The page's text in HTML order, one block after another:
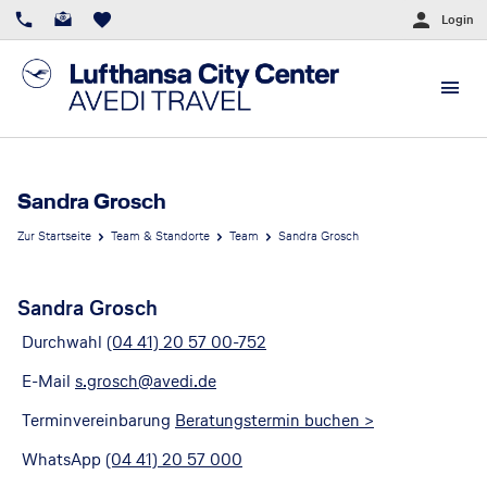
Login
Sandra Grosch
Zur Startseite Team & Standorte Team Sandra Grosch
Sandra Grosch
Durchwahl (04 41) 20 57 00-752
E-Mail s.grosch@avedi.de
Terminvereinbarung Beratungstermin buchen >
WhatsApp (04 41) 20 57 000